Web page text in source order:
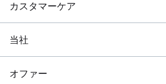
カスタマーケア
当社
オファー